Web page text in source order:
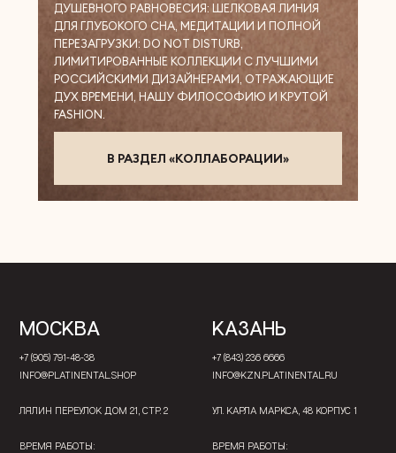
В РАЗДЕЛ «КОЛЛАБОРАЦИИ»
ДУШЕВНОГО РАВНОВЕСИЯ: ШЕЛКОВАЯ ЛИНИЯ
ДЛЯ ГЛУБОКОГО СНА, МЕДИТАЦИИ И ПОЛНОЙ
ПЕРЕЗАГРУЗКИ: DO NOT DISTURB,
ЛИМИТИРОВАННЫЕ КОЛЛЕКЦИИ С ЛУЧШИМИ
РОССИЙСКИМИ ДИЗАЙНЕРАМИ, ОТРАЖАЮЩИЕ
ДУХ ВРЕМЕНИ, НАШУ ФИЛОСОФИЮ И КРУТОЙ
FASHION.
МОСКВА
+7 (905) 791-48-38
INFO@PLATINENTAL.SHOP
ЛЯЛИН ПЕРЕУЛОК ДОМ 21, СТР. 2
ВРЕМЯ РАБОТЫ:
КАЗАНЬ
+7 (843) 236 6666
INFO@KZN.PLATINENTAL.RU
УЛ. КАРЛА МАРКСА, 48 КОРПУС 1
ВРЕМЯ РАБОТЫ: